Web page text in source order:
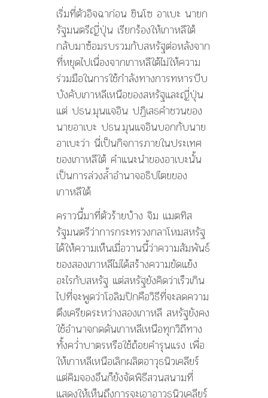
เริ่มที่ตัวอิจฉาก่อน ชินโซ อาเบะ นายก
รัฐมนตรีญี่ปุ่น เรียกร้องให้เกาหลีใต้
กลับมาซ้อมรบรวมกับสหรัฐต่อหลังจาก
ที่หยุดไปเนื่องจากเกาหลีใต้ไม่ให้ความ
ร่วมมือในการใช้กำลังทางการทหารบีบ
บังคับเกาหลีเหนือของสหรัฐและญี่ปุ่น
แต่ ปธน.มุนแจอิน ปฏิเสธคำชวนของ
นายอาเบะ ปธน.มุนแจอินบอกกับนาย
อาเบะว่า นี่เป็นกิจการภายในประเทศ
ของเกาหลีใต้ คำแนะนำของอาเบะนั้น
เป็นการล่วงล้ำอำนาจอธิปไตยของ
เกาหลีใต้
คราวนี้มาที่ตัวร้ายบ้าง จิม แมตทิส
รัฐมนตรีว่าการกระทรวงกลาโหมสหรัฐ
ได้ให้ความเห็นเมื่อวานนี้ว่าความสัมพันธ์
ของสองเกาหลีไม่ได้สร้างความขัดแย้ง
อะไรกับสหรัฐ แต่สหรัฐยังคิดว่าเร็วเกิน
ไปที่จะพูดว่าโอลิมปิกคือวิธีที่จะลดความ
ตึงเครียดระหว่างสองเกาหลี สหรัฐยังคง
ใช้อำนาจกดดันเกาหลีเหนือทุกวิถีทาง
ทั้งคว่ำบาตรหรือใช้ถ้อยคำรุนแรง เพื่อ
ให้เกาหลีเหนือเลิกผลิตอาวุธนิวเคลียร์
แต่คิมจองอึนก็ยังจัดพิธีสวนสนามที่
แสดงให้เห็นถึงการจะเอาอาวุธนิวเคลียร์